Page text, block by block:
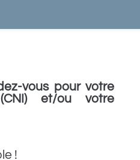
vous pour votre
et/ou votre
!